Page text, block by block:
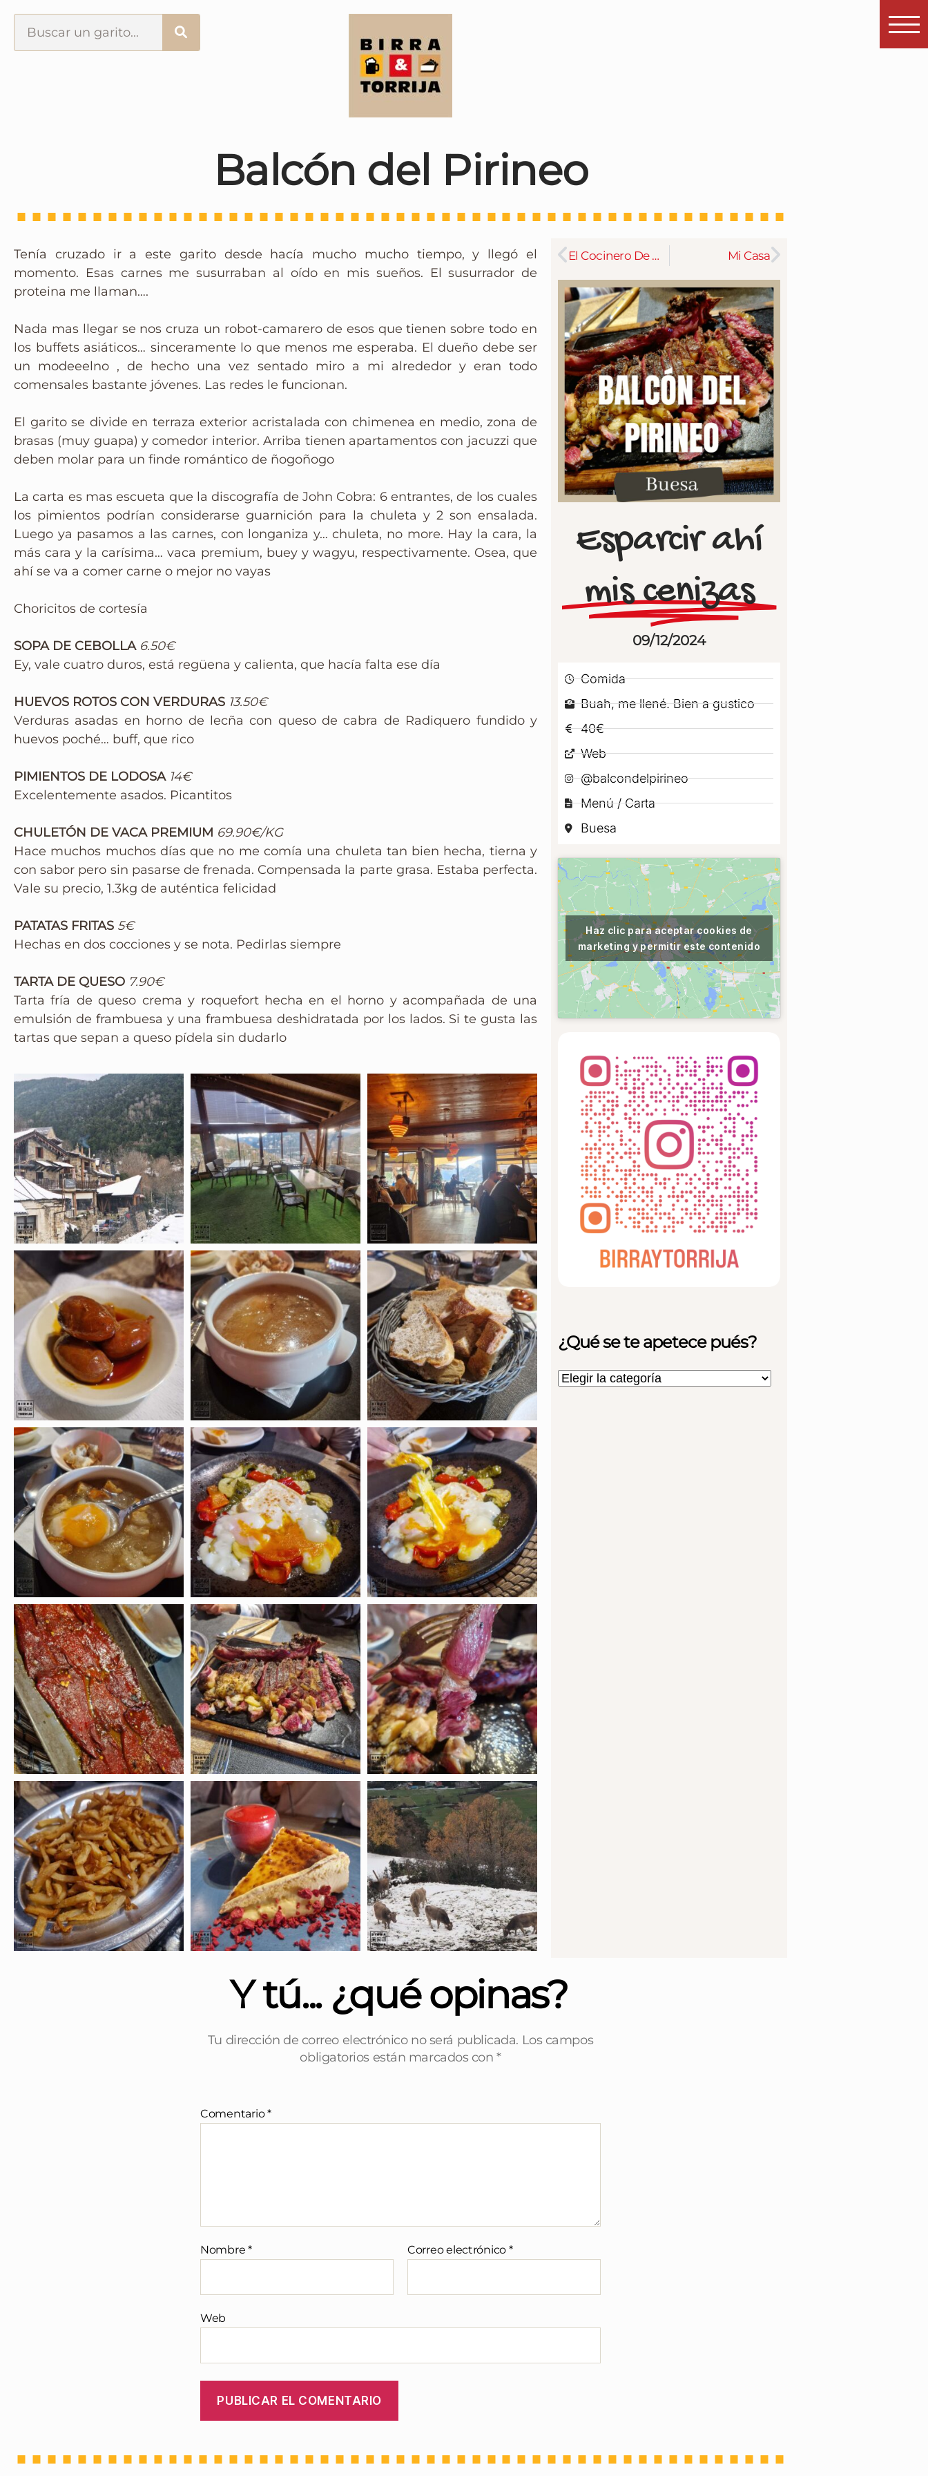
Todos los garitos
Se me apetece…
Por el mundo
Contactar
Instagram
Balcón del Pirineo
Tenía cruzado ir a este garito desde hacía mucho mucho tiempo, y llegó el
momento. Esas carnes me susurraban al oído en mis sueños. El susurrador de
proteina me llaman….
Nada mas llegar se nos cruza un robot-camarero de esos que tienen sobre todo en
los buffets asiáticos… sinceramente lo que menos me esperaba. El dueño debe ser
un modeeelno , de hecho una vez sentado miro a mi alrededor y eran todo
comensales bastante jóvenes. Las redes le funcionan.
El garito se divide en terraza exterior acristalada con chimenea en medio, zona de
brasas (muy guapa) y comedor interior. Arriba tienen apartamentos con jacuzzi que
deben molar para un finde romántico de ñogoñogo
La carta es mas escueta que la discografía de John Cobra: 6 entrantes, de los cuales
los pimientos podrían considerarse guarnición para la chuleta y 2 son ensalada.
Luego ya pasamos a las carnes, con longaniza y… chuleta, no more. Hay la cara, la
más cara y la carísima… vaca premium, buey y wagyu, respectivamente. Osea, que
ahí se va a comer carne o mejor no vayas
Choricitos de cortesía
SOPA DE CEBOLLA 6.50€
Ey, vale cuatro duros, está regüena y calienta, que hacía falta ese día
HUEVOS ROTOS CON VERDURAS 13.50€
Verduras asadas en horno de lecña con queso de cabra de Radiquero fundido y
huevos poché… buff, que rico
PIMIENTOS DE LODOSA 14€
Excelentemente asados. Picantitos
CHULETÓN DE VACA PREMIUM 69.90€/KG
Hace muchos muchos días que no me comía una chuleta tan bien hecha, tierna y
con sabor pero sin pasarse de frenada. Compensada la parte grasa. Estaba perfecta.
Vale su precio, 1.3kg de auténtica felicidad
PATATAS FRITAS 5€
Hechas en dos cocciones y se nota. Pedirlas siempre
TARTA DE QUESO 7.90€
Tarta fría de queso crema y roquefort hecha en el horno y acompañada de una
emulsión de frambuesa y una frambuesa deshidratada por los lados. Si te gusta las
tartas que sepan a queso pídela sin dudarlo
El Cocinero De Miralbueno Mi Casa
Esparcir ahí
mis cenizas
09/12/2024
Comida
Buah, me llené. Bien a gustico
40€
Web
@balcondelpirineo
Menú / Carta
Buesa
Haz clic para aceptar cookies de
marketing y permitir este contenido
¿Qué se te apetece pués?
Y tú... ¿qué opinas?
Tu dirección de correo electrónico no será publicada. Los campos
obligatorios están marcados con*
Comentario*
Nombre* Correo electrónico *
Web